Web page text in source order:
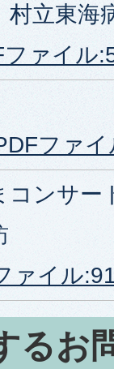
村立東海
ァイル
ファ
コンサー
ァイル
るお